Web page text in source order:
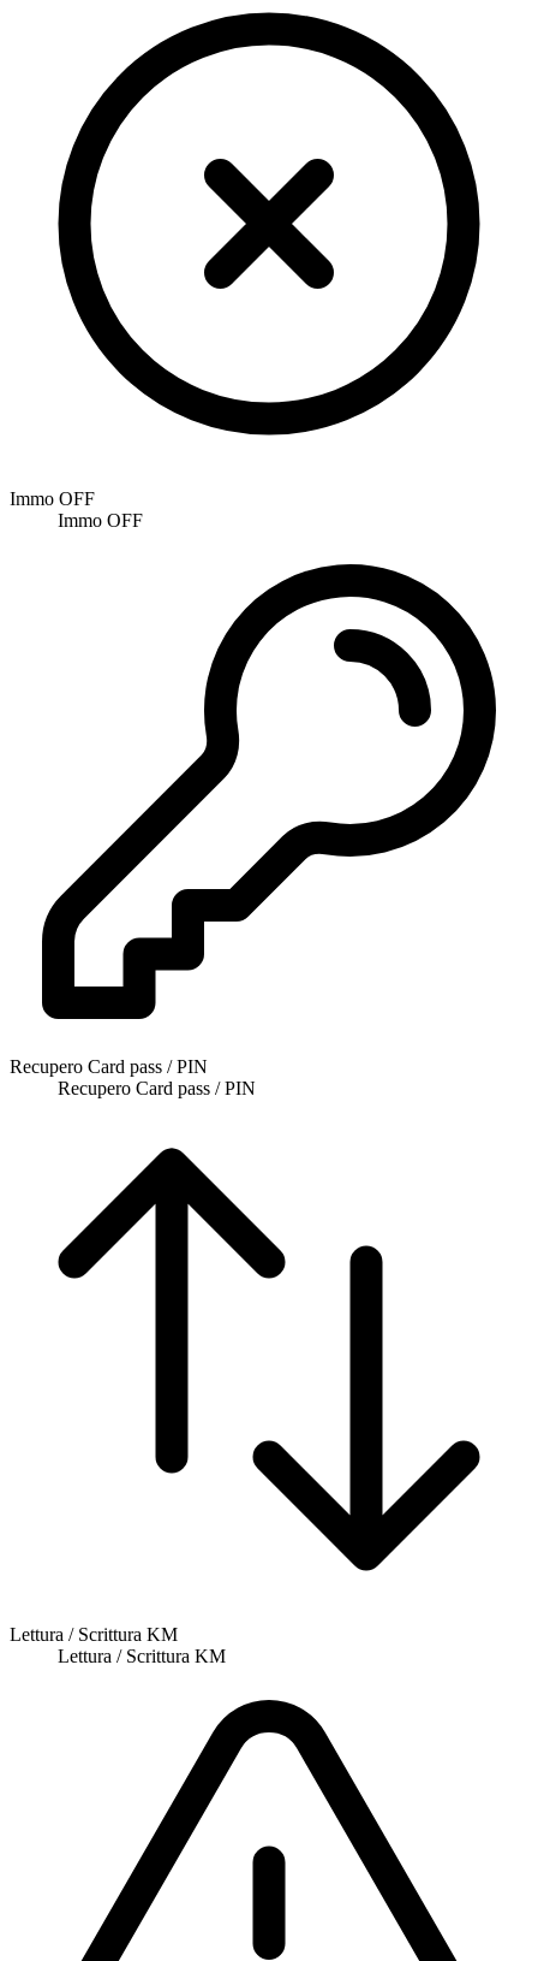
Immo OFF
Immo OFF
Recupero Card pass / PIN
Recupero Card pass / PIN
Lettura / Scrittura KM
Lettura / Scrittura KM